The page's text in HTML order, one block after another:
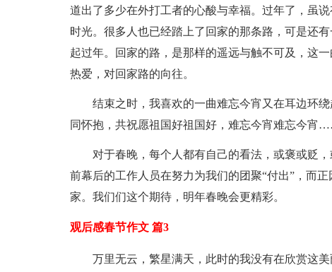
道出了多少在外打工者的心酸与幸福。过年了，虽
时光。很多人也已经踏上了回家的那条路，可是还
起过年。回家的路，是那样的遥远与触不可及，这
热爱，对回家路的向往。
结束之时，我喜欢的一曲难忘今宵又在耳边环
同怀抱，共祝愿祖国好祖国好，难忘今宵难忘今宵
对于春晚，每个人都有自己的看法，或褒或贬
前幕后的工作人员在努力为我们的团聚“付出”，而
家。我们们这个期待，明年春晚会更精彩。
观后感春节作文 篇3
万里无云，繁星满天，此时的我没有在欣赏这